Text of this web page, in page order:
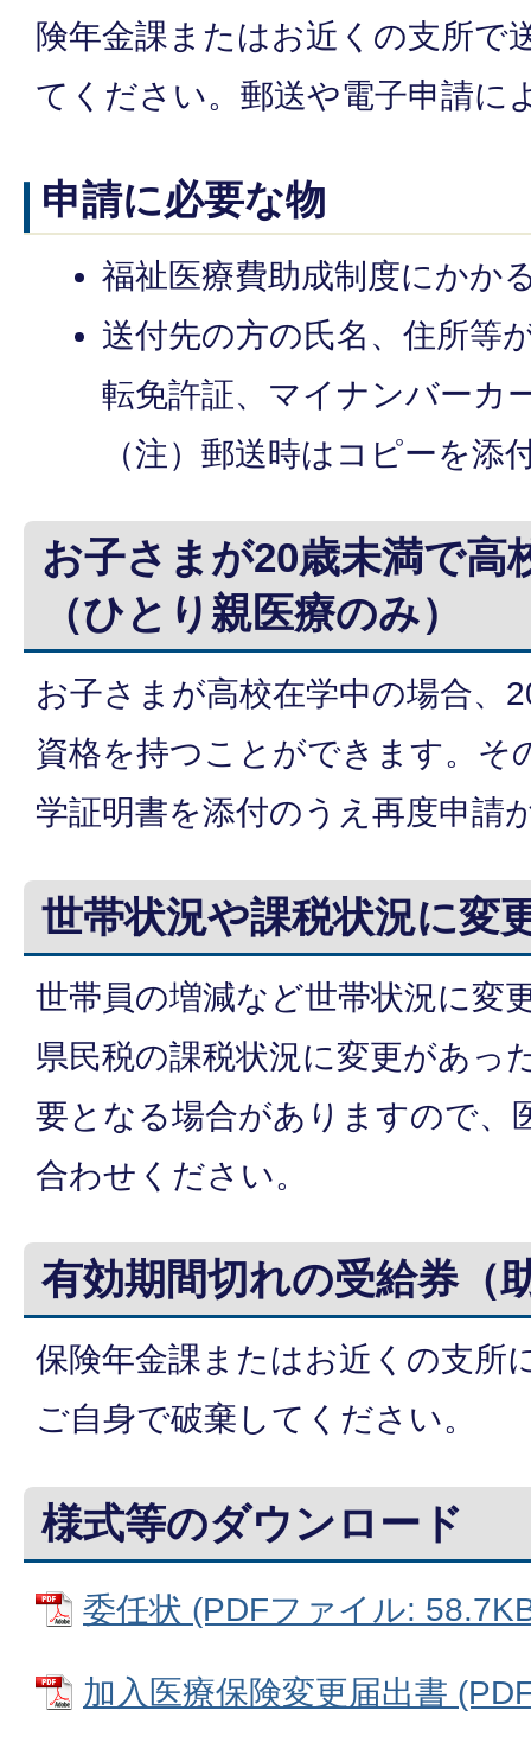
険年金課またはお近くの支所で
てください。郵送や電子申請に
申請に必要な物
福祉医療費助成制度にかか
送付先の方の氏名、住所等
転免許証、マイナンバーカ
（注）郵送時はコピーを添
お子さまが20歳未満で高
（ひとり親医療のみ）
お子さまが高校在学中の場合、
資格を持つことができます。そ
学証明書を添付のうえ再度申請
世帯状況や課税状況に変
世帯員の増減など世帯状況に変
県民税の課税状況に変更があっ
要となる場合がありますので、
合わせください。
有効期間切れの受給券（
保険年金課またはお近くの支所
ご自身で破棄してください。
様式等のダウンロード
委任状 (PDFファイル:
加入医療保険変更届出書